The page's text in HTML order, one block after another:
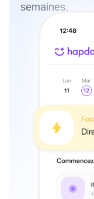
semaines.